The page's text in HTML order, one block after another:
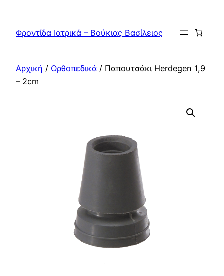
περιεχόμενο
Φροντίδα Ιατρικά – Βούκιας Βασίλειος
Αρχική / Ορθοπεδικά / Παπουτσάκι Herdegen 1,9
– 2cm